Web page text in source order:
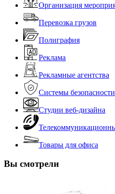
Организация
Перевозка грузов
Полиграфия
Реклама
Рекламные агентства
Системы безопасности
Студии веб-дизайна
Товары для офиса
Вы смотрели